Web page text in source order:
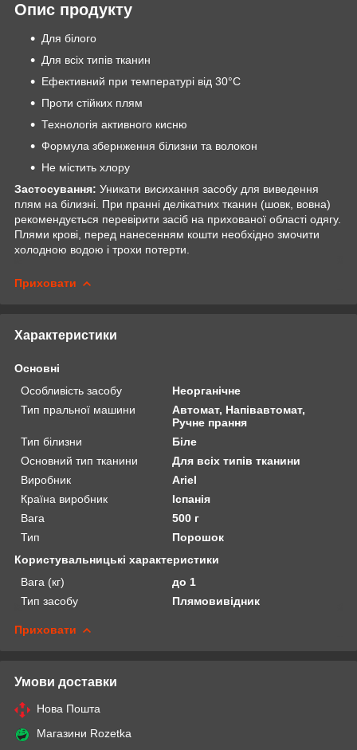
Опис продукту
Для білого
Для всіх типів тканин
Ефективний при температурі від 30°C
Проти стійких плям
Технологія активного кисню
Формула збернження білизни та волокон
Не містить хлору
Застосування: Уникати висихання засобу для виведення
плям на білизні. При пранні делікатних тканин (шовк, вовна)
рекомендується перевірити засіб на прихованої області одягу.
Плями крові, перед нанесенням кошти необхідно змочити
холодною водою і трохи потерти.
Приховати
Характеристики
Основні
Особливість засобу
Неорганічне
Тип пральної машини
Автомат, Напівавтомат,
Ручне прання
Тип білизни
Біле
Основний тип тканини
Для всіх типів тканини
Виробник
Ariel
Країна виробник
Іспанія
Вага
500 г
Тип
Порошок
Користувальницькі характеристики
Вага (кг)
до 1
Тип засобу
Плямовивідник
Приховати
Умови доставки
Нова Пошта
Магазини Rozetka